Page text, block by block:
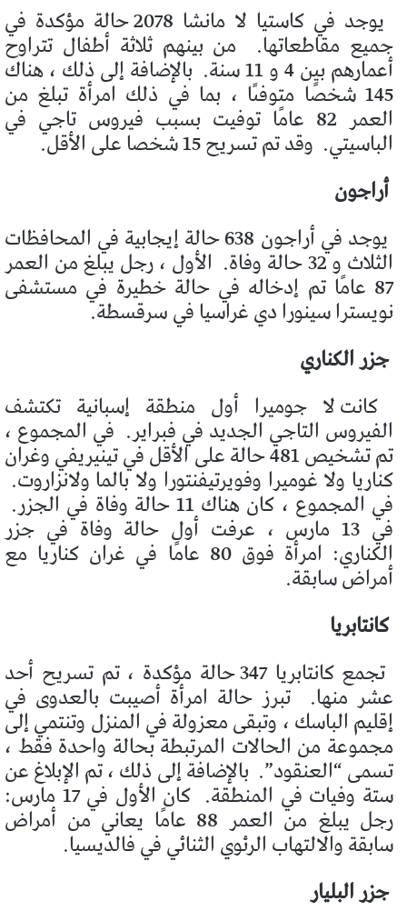
يوجد في كاستيا لا مانشا 2078 حالة مؤكدة في
جميع مقاطعاتها. من بينهم ثلاثة أطفال تتراوح
أعمارهم بين 4 و 11 سنة. بالإضافة إلى ذلك ، هناك
145 شخصًا متوفىًا ، بما في ذلك امرأة تبلغ من
العمر 82 عامًا توفيت بسبب فيروس تاجي في
الباسيتي. وقد تم تسريح 15 شخصا على الأقل.
أراجون
يوجد في أراجون 638 حالة إيجابية في المحافظات
الثلاث و 32 حالة وفاة. الأول ، رجل يبلغ من العمر
87 عامًا تم إدخاله في حالة خطيرة في مستشفى
نويسترا سينورا دي غراسيا في سرقسطة.
جزر الكناري
كانت لا جوميرا أول منطقة إسبانية تكتشف
الفيروس التاجي الجديد في فبراير. في المجموع ،
تم تشخيص 481 حالة على الأقل في تينيريفي وغران
كناريا ولا غوميرا وفويرتيفنتورا ولا بالما ولانزاروت.
في المجموع ، كان هناك 11 حالة وفاة في الجزر.
في 13 مارس ، عرفت أول حالة وفاة في جزر
الكناري: امرأة فوق 80 عامًا في غران كناريا مع
أمراض سابقة.
كانتابريا
تجمع كانتابريا 347 حالة مؤكدة ، تم تسريح أحد
عشر منها. تبرز حالة امرأة أصيبت بالعدوى في
إقليم الباسك ، وتبقى معزولة في المنزل وتنتمي إلى
مجموعة من الحالات المرتبطة بحالة واحدة فقط ،
تسمى “العنقود”. بالإضافة إلى ذلك ، تم الإبلاغ عن
ستة وفيات في المنطقة. كان الأول في 17 مارس:
رجل يبلغ من العمر 88 عامًا يعاني من أمراض
سابقة والالتهاب الرئوي الثنائي في فالديسيا.
جزر البليار